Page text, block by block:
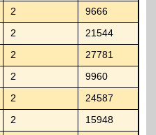
2 9666
2 21544
2 27781
2 9960
2 24587
2 15948